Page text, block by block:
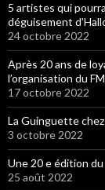
5 artistes qui
déguisement
24 octobre 2022
Après 20 ans de
l’organisation du
17 octobre 2022
La Guinguette
3 octobre 2022
Une 20 e édition
25 août 2022